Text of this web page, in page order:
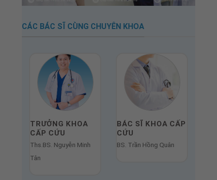
CÁC BÁC SĨ CÙNG CHUYÊN KHOA
TRƯỞNG KHOA
CẤP CỨU
Ths.BS. Nguyễn Minh
Tân
BÁC SĨ KHOA CẤP
CỨU
BS. Trần Hồng Quân